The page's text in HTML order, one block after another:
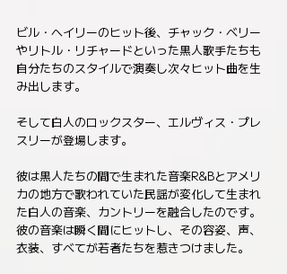
ビル・ヘイリーのヒット後、チャック・ベリー
やリトル・リチャードといった黒人歌手たちも
自分たちのスタイルで演奏し次々ヒット曲を生
み出します。
そして白人のロックスター、エルヴィス・プレ
スリーが登場します。
彼は黒人たちの間で生まれた音楽R&Bとアメリ
カの地方で歌われていた民謡が変化して生まれ
た白人の音楽、カントリーを融合したのです。
彼の音楽は瞬く間にヒットし、その容姿、声、
衣装、すべてが若者たちを惹きつけました。